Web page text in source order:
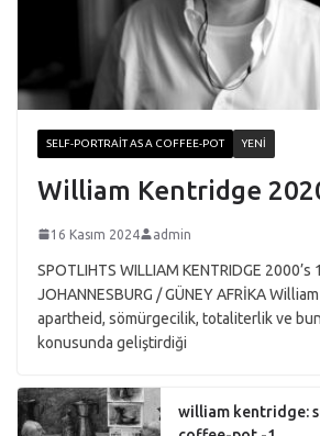
SELF-PORTRAIT AS A COFFEE-POT YENI
William Kentridge
16 Kasım 2024 admin
SPOTLIHTS WILLIAM KENTRIDGE 2000’s
JOHANNESBURG / GÜNEY AFRİKA
apartheid, sömürgecilik, totaliterlik ve
konusunda geliştirdiği
william kentridge: